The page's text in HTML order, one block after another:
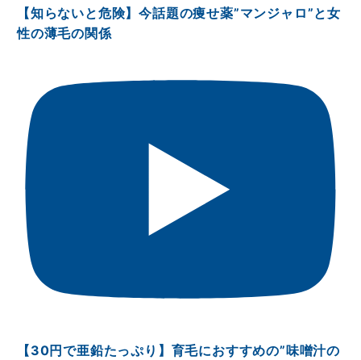
【知らないと危険】今話題の痩せ薬”マンジャロ”と女
性の薄毛の関係
【30円で亜鉛たっぷり】育毛におすすめの”味噌汁の